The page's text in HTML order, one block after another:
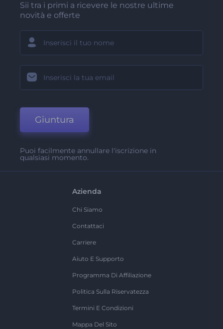
Sii tra i primi a ricevere le nostre ultime
novità e offerte
Giuntura
Puoi facilmente annullare l'iscrizione in
qualsiasi momento.
Azienda
Chi Siamo
Contattaci
Carriere
Aiuto E Supporto
Programma Di Affiliazione
Politica Sulla Riservatezza
Termini E Condizioni
Mappa Del Sito